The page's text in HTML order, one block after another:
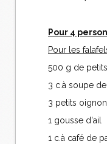
Pour 4
Pour les
500 g de
3 c.à soupe
3 petits
1 gousse d'ail
1 c.à café de